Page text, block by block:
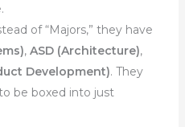
of “Majors,” they have
, ASD (Architecture),
Development). They
be boxed into just